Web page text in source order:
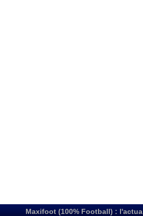
Maxifoot (100% Football) :